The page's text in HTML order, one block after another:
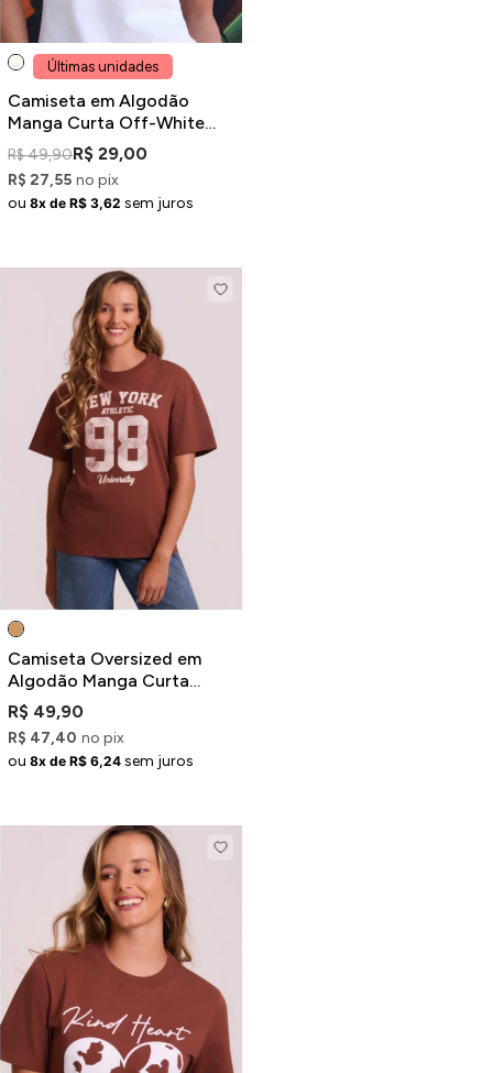
Últimas unidades
Camiseta em Algodão
Manga Curta Off-White
Estampa Brasil
R$ 49,90R$ 29,00
R$ 27,55 no pix
ou 8x de R$ 3,62 sem juros
Camiseta Oversized em
Algodão Manga Curta
Marrom Estampa New York
R$ 49,90
R$ 47,40 no pix
ou 8x de R$ 6,24 sem juros